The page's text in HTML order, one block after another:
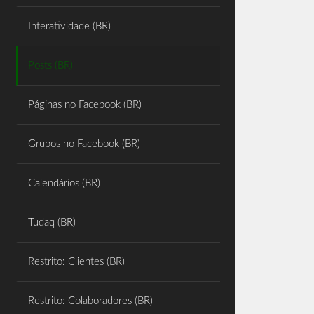
Interatividade (BR)
Posts (BR)
Páginas no Facebook (BR)
Grupos no Facebook (BR)
Calendários (BR)
Tudaq (BR)
Restrito: Clientes (BR)
Restrito: Colaboradores (BR)